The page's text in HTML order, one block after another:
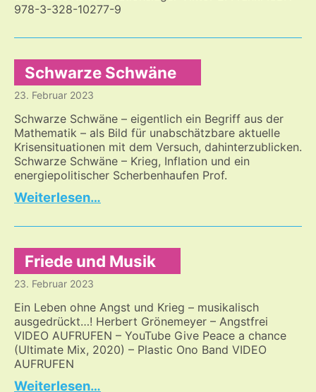
978-3-328-10277-9
Schwarze Schwäne
23. Februar 2023
Schwarze Schwäne – eigentlich ein Begriff aus der
Mathematik – als Bild für unabschätzbare aktuelle
Krisensituationen mit dem Versuch, dahinterzublicken.
Schwarze Schwäne – Krieg, Inflation und ein
energiepolitischer Scherbenhaufen Prof.
…
Friede und Musik
23. Februar 2023
Ein Leben ohne Angst und Krieg – musikalisch
ausgedrückt…! Herbert Grönemeyer – Angstfrei
VIDEO AUFRUFEN – YouTube Give Peace a chance
(Ultimate Mix, 2020) – Plastic Ono Band VIDEO
AUFRUFEN
…